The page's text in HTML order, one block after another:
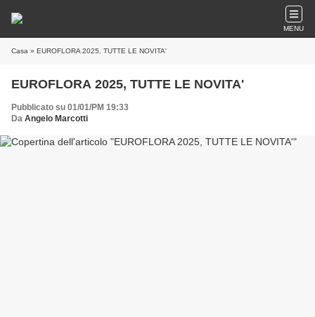
MENU
Casa » EUROFLORA 2025, TUTTE LE NOVITA'
EUROFLORA 2025, TUTTE LE NOVITA'
Pubblicato su 01/01/PM 19:33
Da Angelo Marcotti